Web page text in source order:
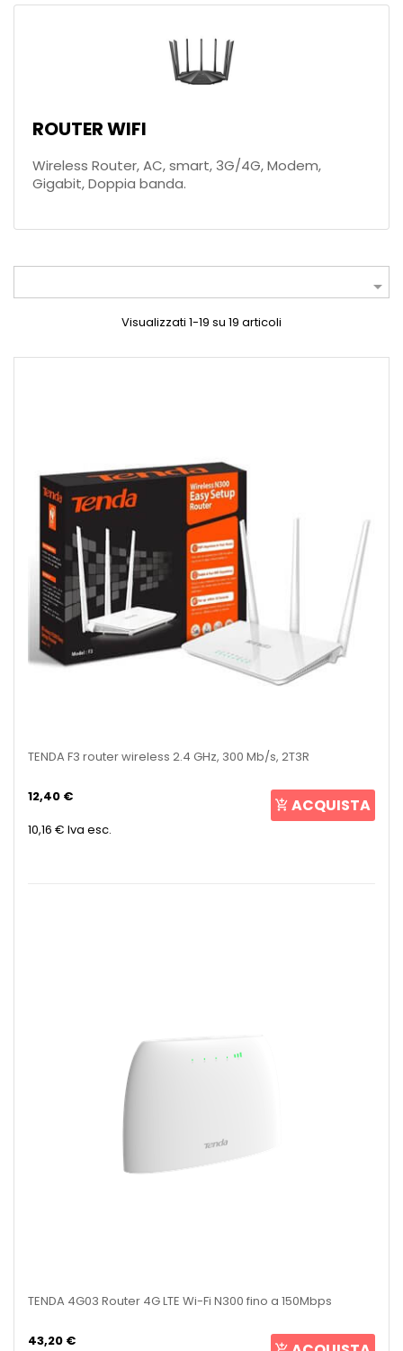
ROUTER WIFI
Wireless Router, AC, smart, 3G/4G, Modem,
Gigabit, Doppia banda.

Visualizzati 1-19 su 19 articoli
TENDA F3 router wireless 2.4 GHz, 300 Mb/s, 2T3R
12,40 €
10,16 € Iva esc.
ACQUISTA
TENDA 4G03 Router 4G LTE Wi-Fi N300 fino a 150Mbps
43,20 €